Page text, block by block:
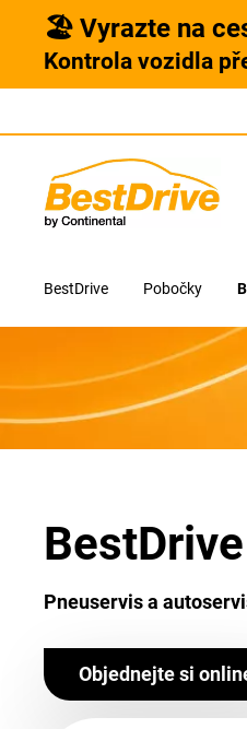
🏖️ Vyrazte na
Kontrola vozidla
BestDrive Pobočky
Pneuservis a
Objednejte si